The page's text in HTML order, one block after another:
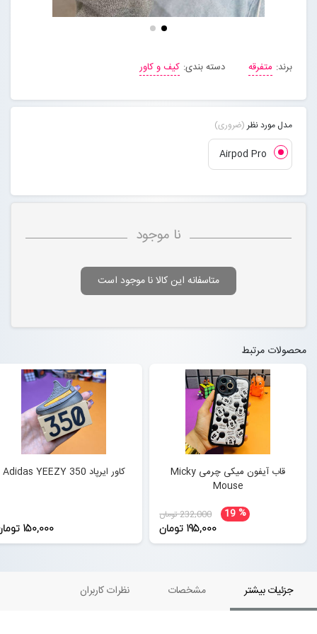
تماس با ما
پیگیری سفارشات
برند: متفرقه دسته بندی: کیف و کاور
مدل مورد نظر (ضروری)
Airpod Pro
نا موجود
متاسفانه این کالا نا موجود است
محصولات مرتبط
قاب آیفون میکی چرمی Micky
Mouse
19% 232,000 تومان
195,000 تومان
کاور ایرپاد Adidas YEEZY 350
150,000 تومان
جزئیات بیشتر مشخصات نظرات کاربران